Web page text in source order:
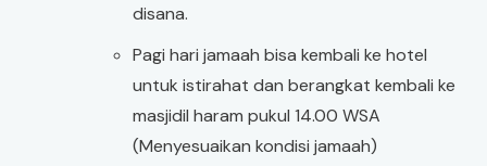
disana.
Pagi hari jamaah bisa kembali ke hotel
untuk istirahat dan berangkat kembali ke
masjidil haram pukul 14.00 WSA
(Menyesuaikan kondisi jamaah)